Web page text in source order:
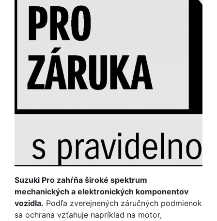
Suzuki Pro zahŕňa široké spektrum
mechanických a elektronických komponentov
vozidla. Podľa zverejnených záručných podmienok
sa ochrana vzťahuje napríklad na motor,